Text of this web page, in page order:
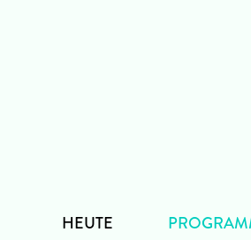
HEUTE